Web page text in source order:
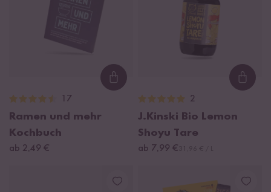
Loading...
17
Ramen und mehr
Kochbuch
ab 2,49 €
2
J.Kinski Bio Lemon
Shoyu Tare
ab 7,99 €